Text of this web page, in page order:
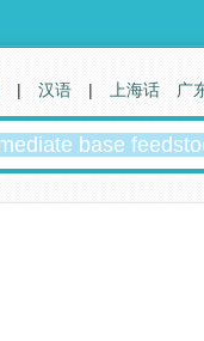
| 汉语 | 上海话 广